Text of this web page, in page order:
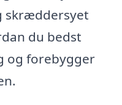
skræddersyet
du bedst
og forebygger